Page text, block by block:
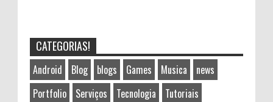
CATEGORIAS!
Android Blog blogs Games Musica
news
Portfolio
Serviços Tecnologia
Tutoriais